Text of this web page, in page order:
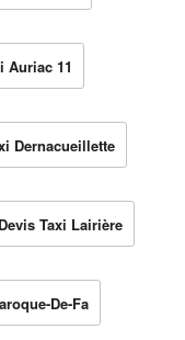
Auriac 11
Dernacueillette
Devis Taxi Lairière
De-Fa